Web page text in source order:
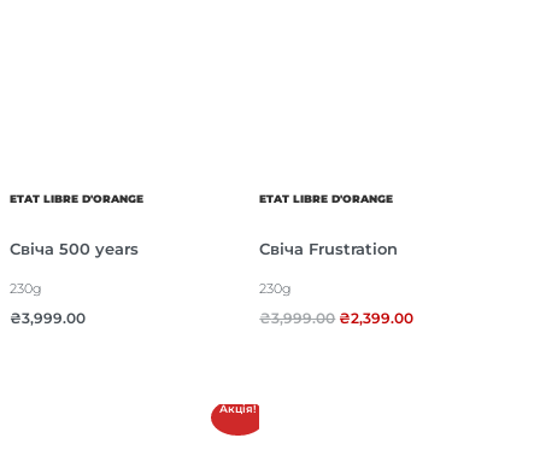
ETAT LIBRE D'ORANGE
Свіча 500 years
230g
₴3,999.00
ETAT LIBRE D'ORANGE
Свіча Frustration
230g
₴3,999.00 ₴2,399.00
Акція!